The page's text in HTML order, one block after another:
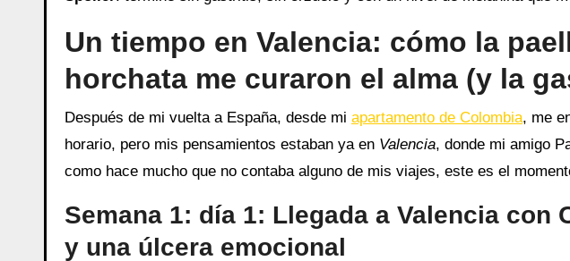
Un tiempo en Valencia: cómo la
horchata me curaron el alma (y la
Después de mi vuelta a España, desde mi apartamento de Colombia, me
horario, pero mis pensamientos estaban ya en Valencia, donde mi amigo
como hace mucho que no contaba alguno de mis viajes, este es el
Semana 1: día 1: Llegada a Valencia con
y una úlcera emocional